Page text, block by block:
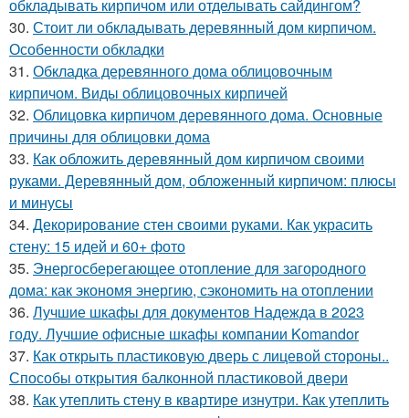
обкладывать кирпичом или отделывать сайдингом?
30. Стоит ли обкладывать деревянный дом кирпичом.
Особенности обкладки
31. Обкладка деревянного дома облицовочным
кирпичом. Виды облицовочных кирпичей
32. Облицовка кирпичом деревянного дома. Основные
причины для облицовки дома
33. Как обложить деревянный дом кирпичом своими
руками. Деревянный дом, обложенный кирпичом: плюсы
и минусы
34. Декорирование стен своими руками. Как украсить
стену: 15 идей и 60+ фото
35. Энергосберегающее отопление для загородного
дома: как экономя энергию, сэкономить на отоплении
36. Лучшие шкафы для документов Надежда в 2023
году. Лучшие офисные шкафы компании Komandor
37. Как открыть пластиковую дверь с лицевой стороны..
Способы открытия балконной пластиковой двери
38. Как утеплить стену в квартире изнутри. Как утеплить